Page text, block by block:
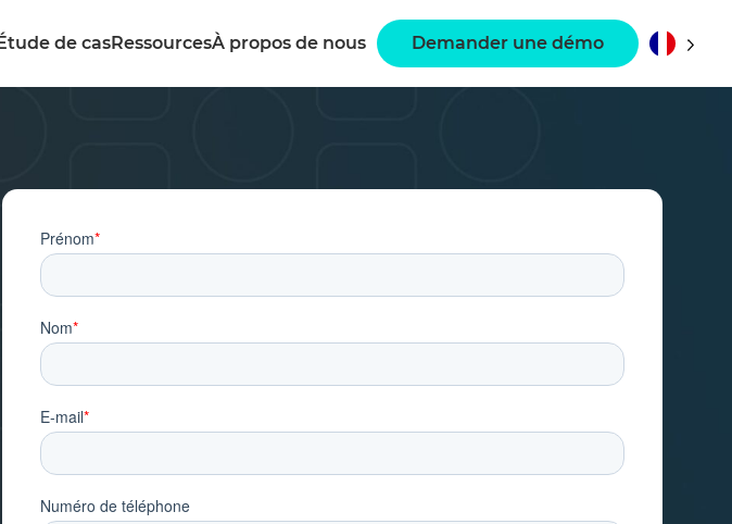
de casRessourcesÀ propos de nous Demander une démo